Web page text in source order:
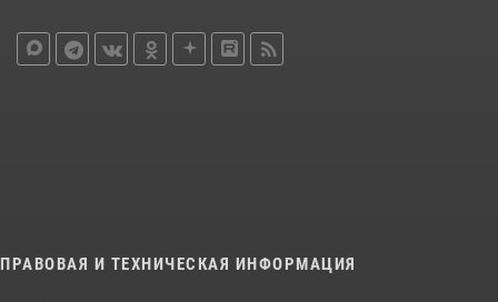
ПРАВОВАЯ И ТЕХНИЧЕСКАЯ ИНФОРМАЦИЯ